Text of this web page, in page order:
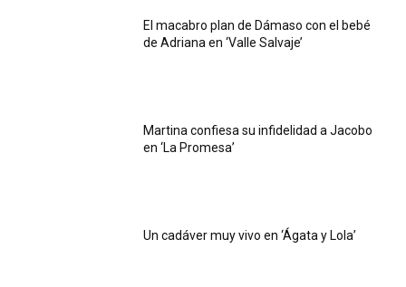
El macabro plan de Dámaso con el bebé
de Adriana en ‘Valle Salvaje’
Martina confiesa su infidelidad a Jacobo
en ‘La Promesa’
Un cadáver muy vivo en ‘Ágata y Lola’